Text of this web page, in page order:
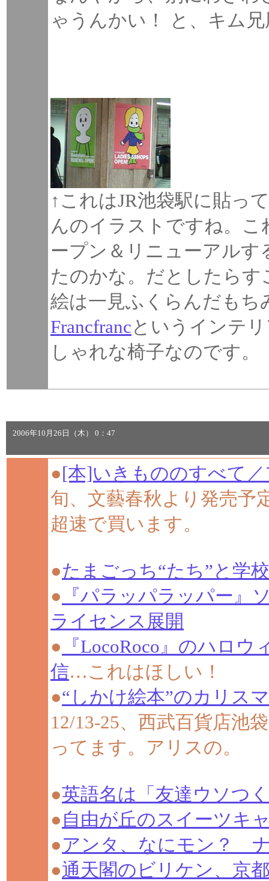
ゃうんかい！ と、キム
↑これはJR池袋駅に貼っ
んのイラストですね。
ープン＆リニューアル
たのかな。だとしたら
絵は一見ふくらんだも
Francfrancというインテ
しゃれな椅子なのです。
2006年10月26日（木） 0：47
●[本]いきもののすべて
旬、文藝春秋より発売予
超速で買います。
●たまごっち“たち”と学
● 『パラッパラッパー』
ライセンス展開
● 『LocoRoco』のハロ
信…これはほしい！
●“しかけ絵本”のカリス
12/13-25、西武百貨店池
ってます。アリスの。
●英語名は「友達ウソつ
● 自由が丘のスイーツキ
●アンタ、なにモン？
●通天閣のビリケン、京